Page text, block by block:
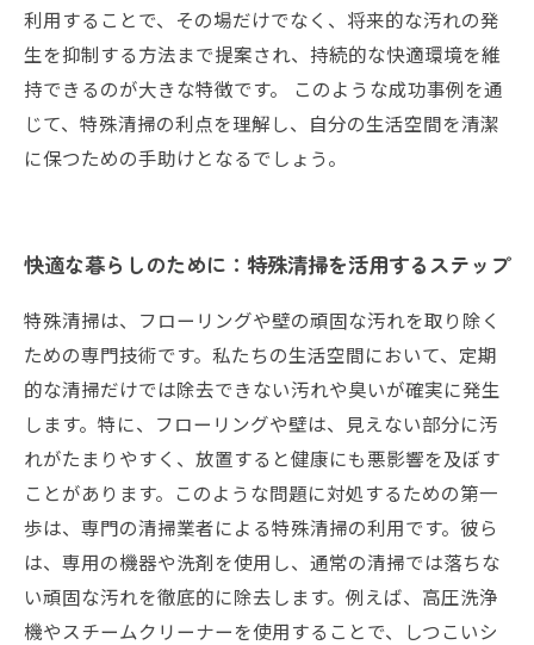
利用することで、その場だけでなく、将来的な汚れの発
生を抑制する方法まで提案され、持続的な快適環境を維
持できるのが大きな特徴です。 このような成功事例を通
じて、特殊清掃の利点を理解し、自分の生活空間を清潔
に保つための手助けとなるでしょう。
快適な暮らしのために：特殊清掃を活用するステップ
特殊清掃は、フローリングや壁の頑固な汚れを取り除く
ための専門技術です。私たちの生活空間において、定期
的な清掃だけでは除去できない汚れや臭いが確実に発生
します。特に、フローリングや壁は、見えない部分に汚
れがたまりやすく、放置すると健康にも悪影響を及ぼす
ことがあります。このような問題に対処するための第一
歩は、専門の清掃業者による特殊清掃の利用です。彼ら
は、専用の機器や洗剤を使用し、通常の清掃では落ちな
い頑固な汚れを徹底的に除去します。例えば、高圧洗浄
機やスチームクリーナーを使用することで、しつこいシ